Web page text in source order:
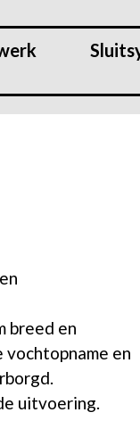
breed en
en
uitvoering.